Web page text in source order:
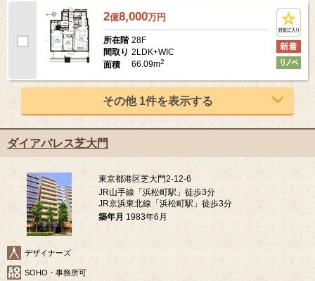
2億8,000万円
所在階 28F
間取り 2LDK+WIC
面積
66.09m2
その他 1件を表示する
ダイアパレス芝大門
東京都港区芝大門2-12-6
JR山手線「浜松町駅」徒歩3分
JR京浜東北線「浜松町駅」徒歩3分
築年月 1983年6月
デザイナーズ
SOHO・事務所可